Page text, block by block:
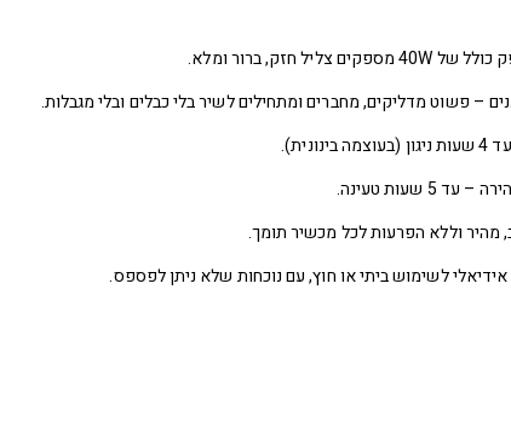
– פשוט מדליקים, מחברים ומתחילים לשיר בלי כבלים ובלי מגבלות.